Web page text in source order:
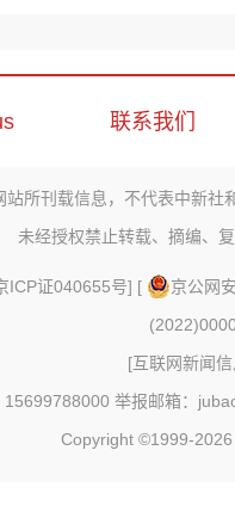
联系我们
站所刊载信息，不代表中新社
未经授权禁止转载、摘编、
ICP证040655号] [
京公网
[互联网新闻
15699788000 举报邮箱：
Copyright ©1999-